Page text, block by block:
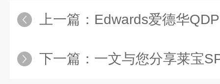
上一篇： Edwards爱德华QDP80干
下一篇： 一文与您分享莱宝